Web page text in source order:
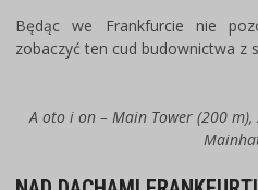
Będąc we Frankfurcie nie
zobaczyć ten cud budownictwa z
A oto i on – Main Tower (200